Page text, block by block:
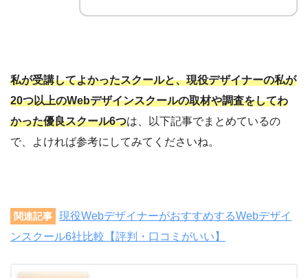
私が受講してよかったスクールと、現役デザイナーの私が
20つ以上のWebデザインスクールの取材や調査をしてわ
かった優良スクール6つは、以下記事でまとめているの
で、よければ参考にしてみてくださいね。
関連記事
現役WebデザイナーがおすすめするWebデザイ
ンスクール6社比較【評判・口コミがいい】